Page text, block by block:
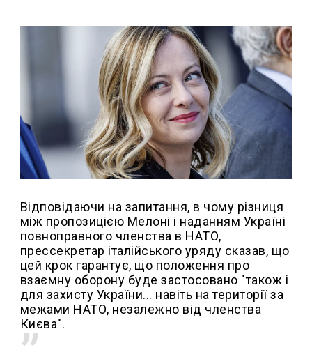
Відповідаючи на запитання, в чому різниця
між пропозицією Мелоні і наданням Україні
повноправного членства в НАТО,
прессекретар італійського уряду сказав, що
цей крок гарантує, що положення про
взаємну оборону буде застосовано "також і
для захисту України... навіть на території за
межами НАТО, незалежно від членства
Києва".